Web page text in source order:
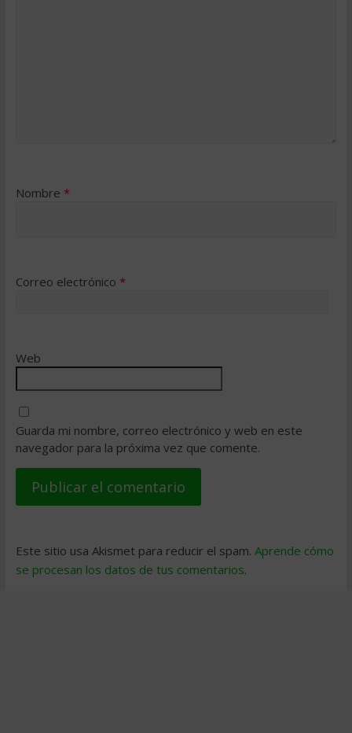
Nombre *
Correo electrónico *
Web
Guarda mi nombre, correo electrónico y web en este
navegador para la próxima vez que comente.
Este sitio usa Akismet para reducir el spam. Aprende cómo
se procesan los datos de tus comentarios.